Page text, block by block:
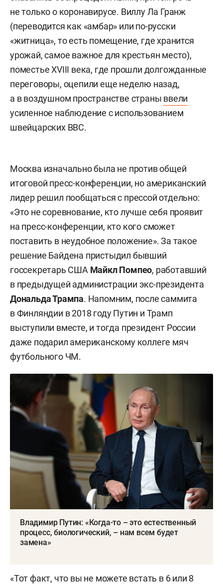
не только о коронавирусе. Виллу Ла Гранж
(переводится как «амбар» или по-русски
«житница», то есть помещение, где хранится
урожай, самое важное для крестьян место),
поместье XVIII века, где прошли долгожданные
переговоры, оцепили еще неделю назад,
а в воздушном пространстве страны ввели
усиленное наблюдение с использованием
швейцарских ВВС.
Москва изначально была не против общей
итоговой пресс-конференции, но американский
лидер решил пообщаться с прессой отдельно:
«Это не соревнование, кто лучше себя проявит
на пресс-конференции, кто кого сможет
поставить в неудобное положение». За такое
решение Байдена пристыдил бывший
госсекретарь США Майкл Помпео, работавший
в предыдущей администрации экс-президента
Дональда Трампа. Напомним, после саммита
в Финляндии в 2018 году Путин и Трамп
выступили вместе, и тогда президент России
даже подарил американскому коллеге мяч
футбольного ЧМ.
Владимир Путин: «Когда-то – это естественный
процесс, биологический, – нам всем будет
замена»
«Тот факт, что вы не можете встать в 6 или 8